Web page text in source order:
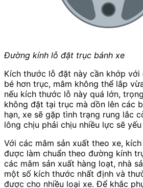
Đường kính lỗ đặt trục bánh xe
Kích thước lỗ đặt này cần khớp với
bé hơn trục, mâm không thể lắp
nếu kích thước lỗ này quá lớn,
không đặt tại trục mà dồn lên các
hạn, xe sẽ gặp tình trạng rung lắc
lông chịu phải chịu nhiều lực sẽ yếu
Với các mâm sản xuất theo xe,
được làm chuẩn theo đường kính
các mâm sản xuất hàng loạt, nhà
một số kích thước nhất định và
được cho nhiều loại xe. Để khắc